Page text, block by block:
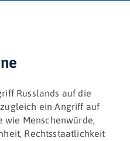
Russlands auf die
ein Angriff auf
wie Menschenwürde,
Rechtsstaatlichkeit